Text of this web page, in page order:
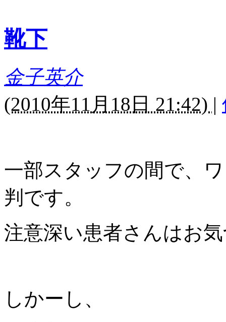
靴下
金子英介
(2010年11月18日 21:42) |
一部スタッフの間で、
判です。
注意深い患者さんはお
しかーし、